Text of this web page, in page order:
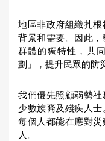
地區非政府組織扎
背景和需要。因此
群體的獨特性，共
劃」，提升民眾的防
我們優先照顧弱勢社
少數族裔及殘疾人士
每個人都能在應對
人。